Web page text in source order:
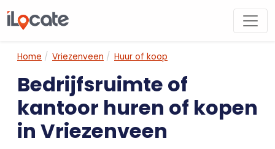
Home Vriezenveen Huur of koop
Bedrijfsruimte of
kantoor huren of kopen
in Vriezenveen